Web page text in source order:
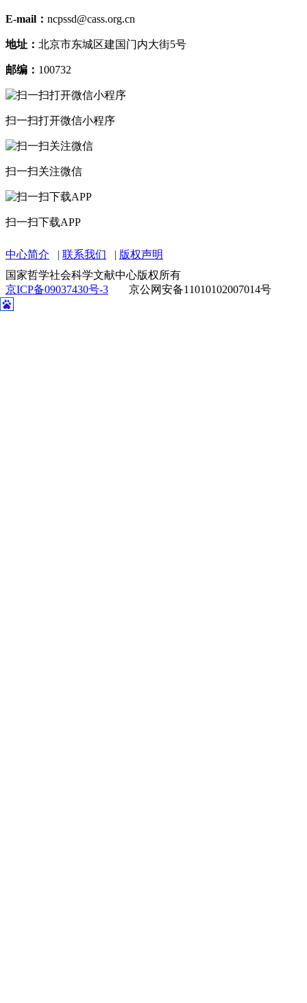
E-mail： ncpssd@cass.org.cn
地址： 北京市东城区建国门内大街5号
邮编： 100732
扫一扫打开微信小程序
扫一扫关注微信
扫一扫下载APP
中心简介 联系我们
版权声明
国家哲学社会科学文献中心版权所有
京ICP备09037430号-3
京公网安备11010102007014号